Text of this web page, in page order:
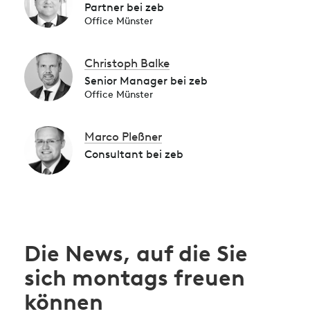
Partner bei zeb
Office Münster
Christoph Balke
Senior Manager bei zeb
Office Münster
Marco Pleßner
Consultant bei zeb
Die News, auf die Sie
sich montags freuen
können